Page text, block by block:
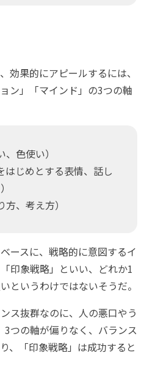
効果的にアピールするには、
ン」「マインド」の3つの軸
色使い）
じめとする表情、話し
、考え方）
ースに、戦略的に意図するイ
印象戦略」といい、どれか1
というわけではないそうだ。
ス抜群なのに、人の悪口やう
つの軸が偏りなく、バランス
、「印象戦略」は成功すると